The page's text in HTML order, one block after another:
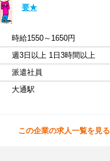
要★
時給1550～1650円
週3日以上 1日3時間以上
派遣社員
大通駅
この企業の求人一覧を見る